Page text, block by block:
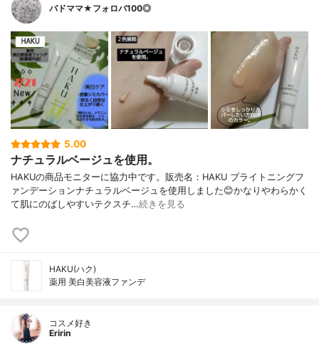
バドママ★フォロバ100◎
5.00
ナチュラルベージュを使用。
HAKUの商品モニターに協力中です。販売名：HAKU ブライトニングフ
ァンデーションナチュラルベージュを使用しました😊かなりやわらかく
て肌にのばしやすいテクスチ…続きを見る
HAKU(ハク)
薬用 美白美容液ファンデ
コスメ好き
Eririn